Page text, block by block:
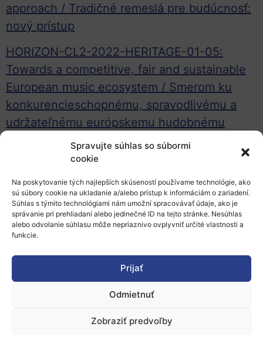
Spravujte súhlas so súbormi
cookie
Na poskytovanie tých najlepších skúseností používame technológie, ako
sú súbory cookie na ukladanie a/alebo prístup k informáciám o zariadení.
Súhlas s týmito technológiami nám umožní spracovávať údaje, ako je
správanie pri prehliadaní alebo jedinečné ID na tejto stránke. Nesúhlas
alebo odvolanie súhlasu môže nepriaznivo ovplyvniť určité vlastnosti a
funkcie.
Prijať
Odmietnuť
Zobraziť predvoľby
approach / Tradičné remeslá pre budúcnosť:
nový prístup
HORIZON-CL2-2022-HERITAGE-01-05:
Towards a competitive, fair and sustainable
European music ecosystem / Smerom ku
konkurencieschopnému, spravodlivému a
udržateľnému európskemu hudobnému
ekosystému
HORIZON-CL2-2022-HERITAGE-01-06:
Increase the potential of the international
competitiveness of the European filmmaking
industry / Nárast potenciálu medzinárodnej
konkurencieschopnosti európskeho
filmárskeho priemyslu
HORIZON-CL2-2022-HERITAGE-01-07:
Protection of artefacts and cultural goods
from anthropogenic threats / Ochrana